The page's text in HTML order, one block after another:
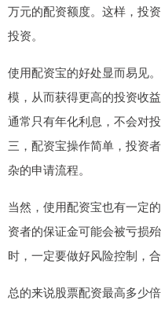
万元的配资额度。这样，投
投资。
使用配资宝的好处显而易见
模，从而获得更高的投资收
通常只有年化利息，不会对
三，配资宝操作简单，投资
杂的申请流程。
当然，使用配资宝也有一定
资者的保证金可能会被亏损
时，一定要做好风险控制，
总的来说股票配资最高多少